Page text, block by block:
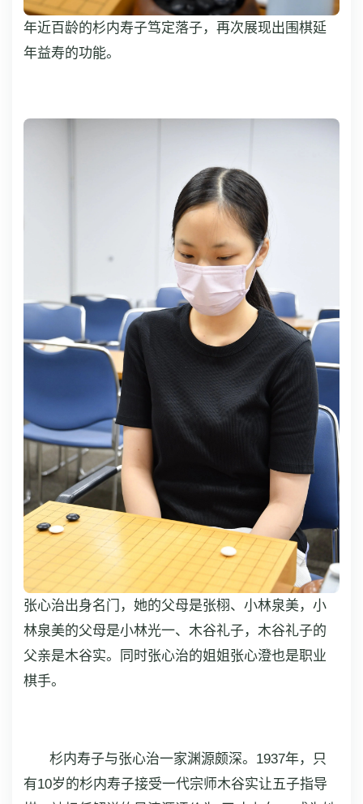
年近百龄的杉内寿子笃定落子，再次展现出围棋延
年益寿的功能。
张心治出身名门，她的父母是张栩、小林泉美，小
林泉美的父母是小林光一、木谷礼子，木谷礼子的
父亲是木谷实。同时张心治的姐姐张心澄也是职业
棋手。
杉内寿子与张心治一家渊源颇深。1937年，只
有10岁的杉内寿子接受一代宗师木谷实让五子指导